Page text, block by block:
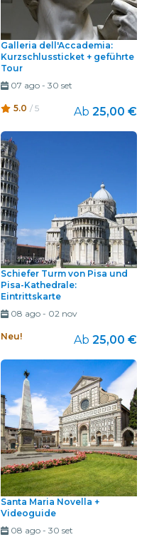
Galleria dell'Accademia:
Kurzschlussticket + geführte
Tour
07 ago- 30 set
5.0 / 5 Ab 25,00 €
Schiefer Turm von Pisa und
Pisa-Kathedrale:
Eintrittskarte
08 ago- 02 nov
Neu! Ab 25,00 €
Santa Maria Novella +
Videoguide
08 ago- 30 set